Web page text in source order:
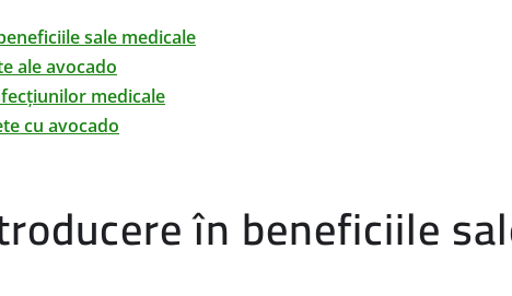
sale medicale
ale avocado
medicale
cu avocado
în beneficiile